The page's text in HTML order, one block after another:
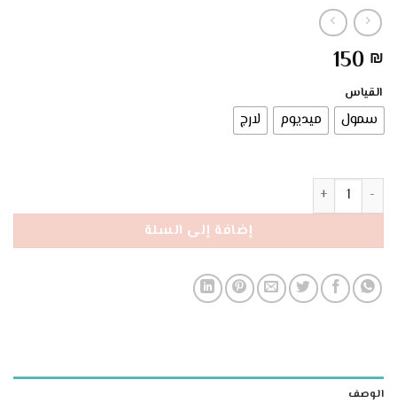
150 ₪
القياس
سمول ميديوم لارج
كمية فستان دنتيل أبيض بدون اكمام
إضافة إلى السلة
الوصف